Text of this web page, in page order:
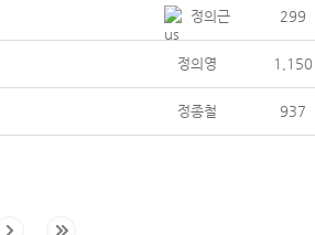
정의근 299
정의영 1,150
정종철 937